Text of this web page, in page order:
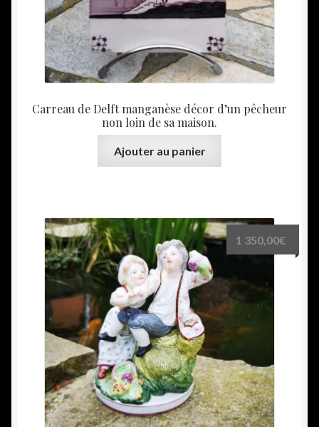
Carreau de Delft manganèse décor d’un pêcheur
non loin de sa maison.
Ajouter au panier
1 350,00€